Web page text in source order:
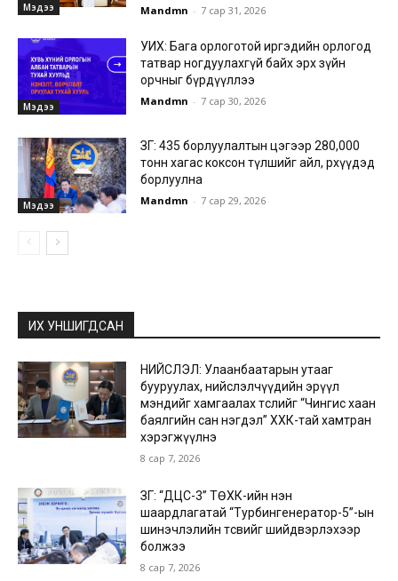
Мэдээ Mandmn - 7 сар 31, 2026
Мэдээ
УИХ: Бага орлоготой иргэдийн орлогод
татвар ногдуулахгүй байх эрх зүйн
орчныг бүрдүүллээ
Mandmn - 7 сар 30, 2026
Мэдээ
ЗГ: 435 борлуулалтын цэгээр 280,000
тонн хагас коксон түлшийг айл, өрхүүдэд
борлуулна
Mandmn - 7 сар 29, 2026
ИХ УНШИГДСАН
НИЙСЛЭЛ: Улаанбаатарын утааг
бууруулах, нийслэлчүүдийн эрүүл
мэндийг хамгаалах төслийг “Чингис хаан
баялгийн сан нэгдэл” ХХК-тай хамтран
хэрэгжүүлнэ
8 сар 7, 2026
ЗГ: “ДЦС-3” ТӨХК-ийн нэн
шаардлагатай “Турбингенератор-5”-ын
шинэчлэлийн төсвийг шийдвэрлэхээр
болжээ
8 сар 7, 2026